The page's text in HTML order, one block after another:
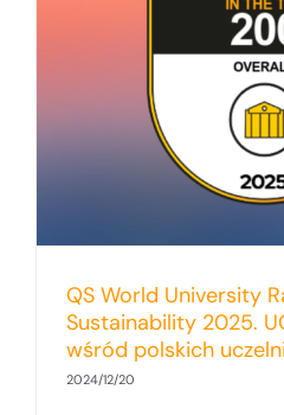
QS World University
Sustainability 2025.
wśród polskich uczelni
2024/12/20